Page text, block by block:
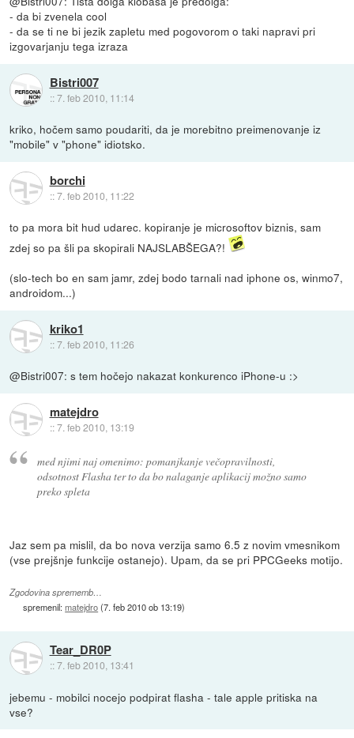
- da bi zvenela cool
- da se ti ne bi jezik zapletu med pogovorom o taki napravi pri
izgovarjanju tega izraza
Bistri007
::7. feb 2010, 11:14
kriko, hočem samo poudariti, da je morebitno preimenovanje iz
"mobile" v "phone" idiotsko.
borchi
::7. feb 2010, 11:22
to pa mora bit hud udarec. kopiranje je microsoftov biznis, sam
zdej so pa šli pa skopirali NAJSLABŠEGA?!
(slo-tech bo en sam jamr, zdej bodo tarnali nad iphone os, winmo7,
androidom...)
kriko1
::7. feb 2010, 11:26
@Bistri007: s tem hočejo nakazat konkurenco iPhone-u :>
matejdro
::7. feb 2010, 13:19
med njimi naj omenimo: pomanjkanje večopravilnosti,
odsotnost Flasha ter to da bo nalaganje aplikacij možno samo
preko spleta
Jaz sem pa mislil, da bo nova verzija samo 6.5 z novim vmesnikom
(vse prejšnje funkcije ostanejo). Upam, da se pri PPCGeeks motijo.
Zgodovina sprememb…
spremenil:matejdro(7. feb 2010 ob 13:19)
Tear_DR0P
::7. feb 2010, 13:41
jebemu - mobilci nocejo podpirat flasha - tale apple pritiska na
vse?